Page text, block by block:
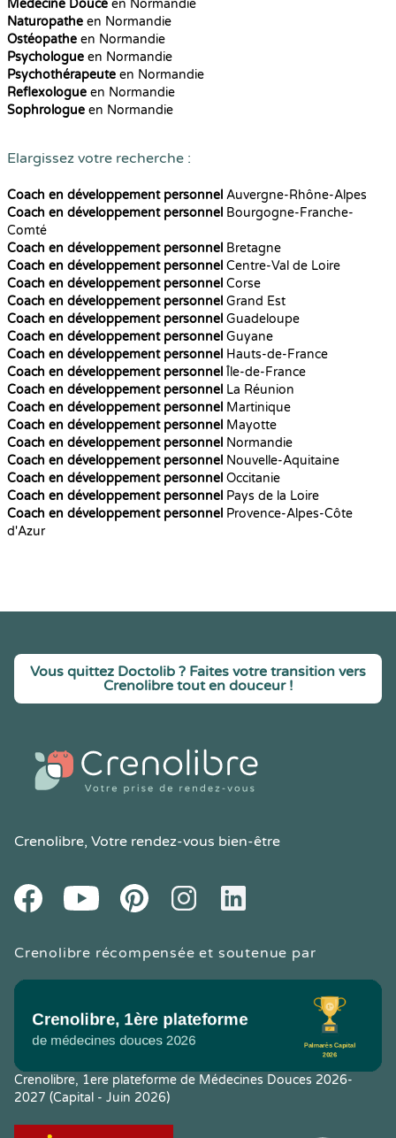
Médecine Douce en Normandie
Naturopathe en Normandie
Ostéopathe en Normandie
Psychologue en Normandie
Psychothérapeute en Normandie
Reflexologue en Normandie
Sophrologue en Normandie
Elargissez votre recherche :
Coach en développement personnel Auvergne-Rhône-Alpes
Coach en développement personnel Bourgogne-Franche-
Comté
Coach en développement personnel Bretagne
Coach en développement personnel Centre-Val de Loire
Coach en développement personnel Corse
Coach en développement personnel Grand Est
Coach en développement personnel Guadeloupe
Coach en développement personnel Guyane
Coach en développement personnel Hauts-de-France
Coach en développement personnel Île-de-France
Coach en développement personnel La Réunion
Coach en développement personnel Martinique
Coach en développement personnel Mayotte
Coach en développement personnel Normandie
Coach en développement personnel Nouvelle-Aquitaine
Coach en développement personnel Occitanie
Coach en développement personnel Pays de la Loire
Coach en développement personnel Provence-Alpes-Côte
d'Azur
Vous quittez Doctolib ? Faites votre transition vers
Crenolibre tout en douceur !
Crenolibre, Votre rendez-vous bien-être
FacebookYoutube PinteresetInstagramLinkedIn
Crenolibre récompensée et soutenue par
Crenolibre, 1ere plateforme de Médecines Douces 2026-
2027 (Capital - Juin 2026)